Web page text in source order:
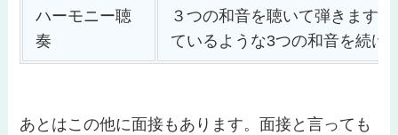
ハーモニー聴
奏
３つの和音を聴いて弾きます
ているような3つの和音を続け
あとはこの他に面接もあります。面接と言っても